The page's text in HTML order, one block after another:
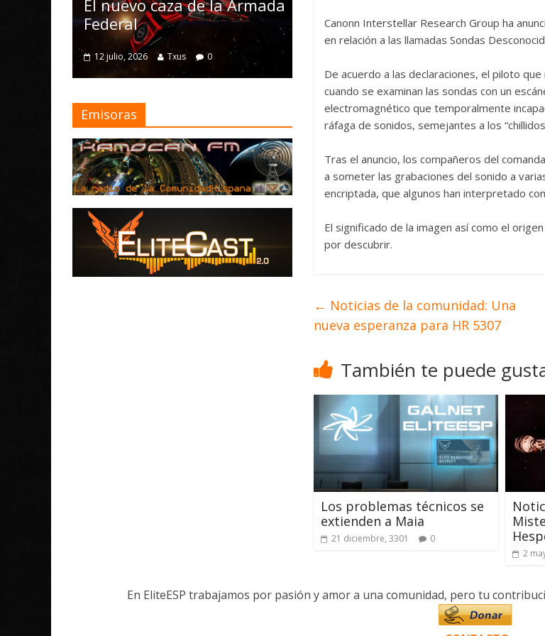
Canonn Interstellar Research Group ha
en relación a las llamadas Sondas
De acuerdo a las declaraciones, el piloto
cuando se examinan las sondas con un
electromagnético que temporalmente
ráfaga de sonidos, semejantes a los
Tras el anuncio, los compañeros del
a someter las grabaciones del sonido a
encriptada, que algunos han interpretado
El significado de la imagen así como el
por descubrir.
← Noticias de la comunidad: Una
nueva esperanza para HR 5307
También te puede
Los problemas técnicos se
extienden a Maia
21 diciembre, 3301 0
2
nuevo caza de la Armada
Txus 0
mejoras
4 julio, 2026
Mayo de 2026
Emisoras
En EliteESP trabajamos por pasión y amor a una comunidad, pero tu